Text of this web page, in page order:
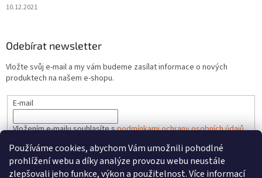
Používáme cookies, abychom Vám umožnili pohodlné
prohlížení webu a díky analýze provozu webu neustále
zlepšovali jeho funkce, výkon a použitelnost. Více informací
10.12.2021
Odebírat newsletter
Vložte svůj e-mail a my vám budeme zasílat informace o nových
produktech na našem e-shopu.
E-mail
Vložením e-mailu souhlasíte spodmínkami ochrany osobních údajů
PŘIHLÁSIT SE